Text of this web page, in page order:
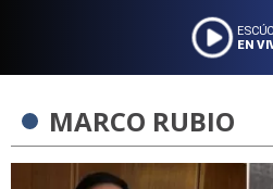
EN
MARCO RUBIO